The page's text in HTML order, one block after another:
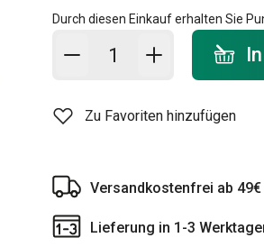
Durch diesen Einkauf erhalten Sie
In den Warenkorb - Menge
Zu Favoriten hinzufügen
Versandkostenfrei ab 49€
Lieferung in 1-3